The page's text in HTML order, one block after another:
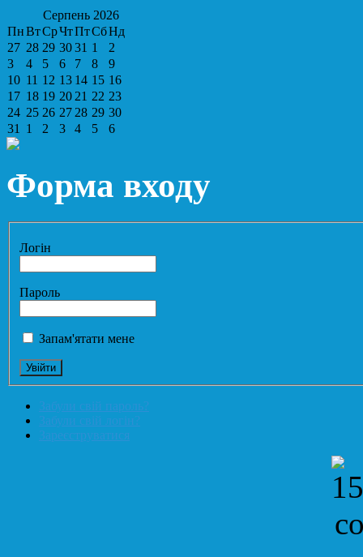
Серпень 2026
ПнВтСрЧтПтСбНд
27 28 29 3031 1
2
3
4 5 6 7 8
9
10 11 12 13 14 15 16
17 18 19 20 21 22 23
24 25 26 27 28 29 30
31
1 2 3 4 5 6
Форма входу
Логін
Пароль
Запам'ятати мене
Забули свій пароль?
Забули свій логін?
Зареєструватися